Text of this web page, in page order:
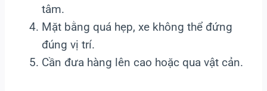
tâm.
Mặt bằng quá hẹp, xe không thể đứng
đúng vị trí.
Cần đưa hàng lên cao hoặc qua vật cản.